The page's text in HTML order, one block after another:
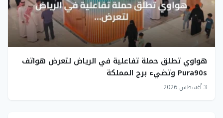
هواوي تطلق حملة تفاعلية في الرياض لتعرض هواتف
Pura90s وتضيء برج المملكة
3 أغسطس 2026